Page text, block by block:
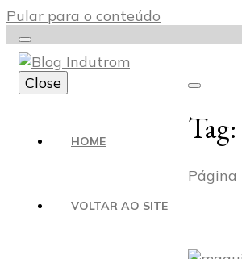
Pular para o conteúdo
Blog
Close
HOME
VOLTAR AO SITE
Tag:
Página